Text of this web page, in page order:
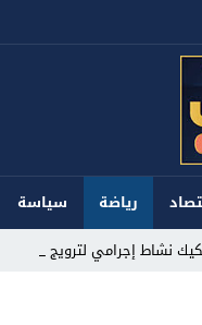
رياضة سياسة
نشاط إجرامي لترويج المؤث _